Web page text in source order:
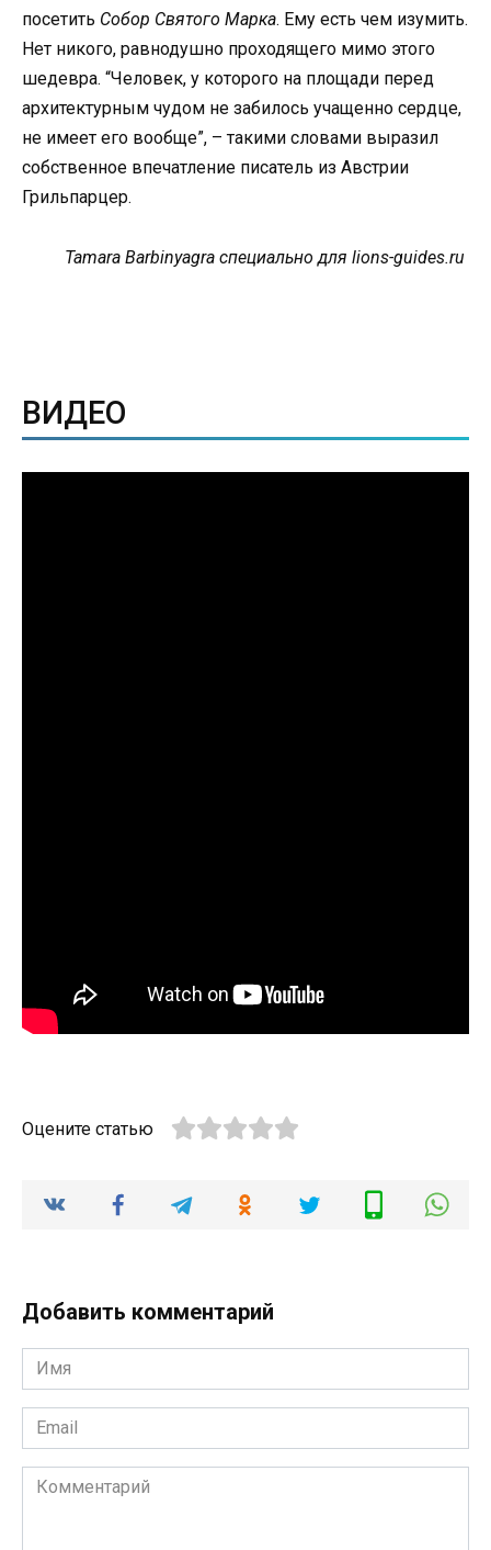
посетить Собор Святого Марка. Ему есть чем изумить.
Нет никого, равнодушно проходящего мимо этого
шедевра. “Человек, у которого на площади перед
архитектурным чудом не забилось учащенно сердце,
не имеет его вообще”, – такими словами выразил
собственное впечатление писатель из Австрии
Грильпарцер.
Tamara Barbinyagra специально для lions-guides.ru
ВИДЕО
Оцените статью
Добавить комментарий
Имя
*
Email
*
Комментарий